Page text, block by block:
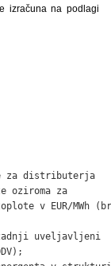
izračuna na podlagi
distributerja
oziroma za
v EUR/MWh
uveljavljeni